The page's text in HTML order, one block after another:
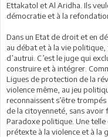
Ettakatol et Al Aridha. Ils
démocratie et à la
Dans un Etat de droit et en
au débat et à la vie
d’autrui. C’est le juge qui
construire et à intégrer.
Ligues de protection de la
violence même, au jeu
reconnaissent s’être
de la citoyenneté, sans avoir
Paradoxe politique. Une
prétexte à la violence et à la